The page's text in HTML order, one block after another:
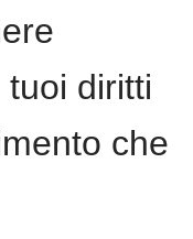
diritti
che